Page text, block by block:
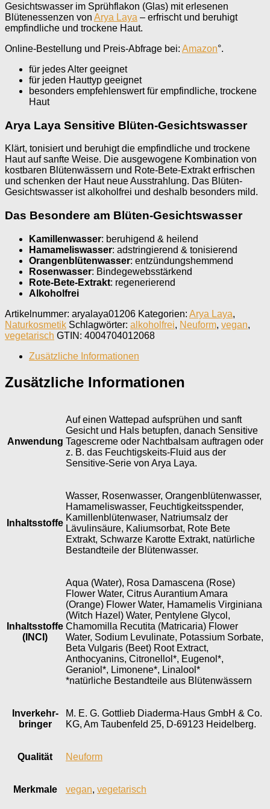
Gesichtswasser im Sprühflakon (Glas) mit erlesenen
Blütenessenzen von Arya Laya – erfrischt und beruhigt
empfindliche und trockene Haut.
Online-Bestellung und Preis-Abfrage bei: Amazon°.
für jedes Alter geeignet
für jeden Hauttyp geeignet
besonders empfehlenswert für empfindliche, trockene
Haut
Arya Laya Sensitive Blüten-Gesichtswasser
Klärt, tonisiert und beruhigt die empfindliche und trockene
Haut auf sanfte Weise. Die ausgewogene Kombination von
kostbaren Blütenwässern und Rote-Bete-Extrakt erfrischen
und schenken der Haut neue Ausstrahlung. Das Blüten-
Gesichtswasser ist alkoholfrei und deshalb besonders mild.
Das Besondere am Blüten-Gesichtswasser
Kamillenwasser: beruhigend & heilend
Hamameliswasser: adstringierend & tonisierend
Orangenblütenwasser: entzündungshemmend
Rosenwasser: Bindegewebsstärkend
Rote-Bete-Extrakt: regenerierend
Alkoholfrei
Artikelnummer: aryalaya01206 Kategorien: Arya Laya,
Naturkosmetik Schlagwörter: alkoholfrei, Neuform, vegan,
vegetarisch GTIN: 4004704012068
Zusätzliche Informationen
Zusätzliche Informationen
Anwendung
Auf einen Wattepad aufsprühen und sanft
Gesicht und Hals betupfen, danach Sensitive
Tagescreme oder Nachtbalsam auftragen oder
z. B. das Feuchtigskeits-Fluid aus der
Sensitive-Serie von Arya Laya.
Inhaltsstoffe
Wasser, Rosenwasser, Orangenblütenwasser,
Hamameliswasser, Feuchtigkeitsspender,
Kamillenblütenwaser, Natriumsalz der
Lävulinsäure, Kaliumsorbat, Rote Bete
Extrakt, Schwarze Karotte Extrakt, natürliche
Bestandteile der Blütenwasser.
Inhaltsstoffe
(INCI)
Aqua (Water), Rosa Damascena (Rose)
Flower Water, Citrus Aurantium Amara
(Orange) Flower Water, Hamamelis Virginiana
(Witch Hazel) Water, Pentylene Glycol,
Chamomilla Recutita (Matricaria) Flower
Water, Sodium Levulinate, Potassium Sorbate,
Beta Vulgaris (Beet) Root Extract,
Anthocyanins, Citronellol*, Eugenol*,
Geraniol*, Limonene*, Linalool*
*natürliche Bestandteile aus Blütenwässern
Inverkehr­
bringer
M. E. G. Gottlieb Diaderma-Haus GmbH & Co.
KG, Am Taubenfeld 25, D-69123 Heidelberg.
Qualität Neuform
Merkmale vegan, vegetarisch